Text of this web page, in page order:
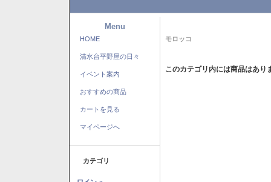
Menu
HOME
清水台平野屋の日々
イベント案内
おすすめの商品
カートを見る
マイページへ
カテゴリ
モロッコ
このカテゴリ内には商品はあり